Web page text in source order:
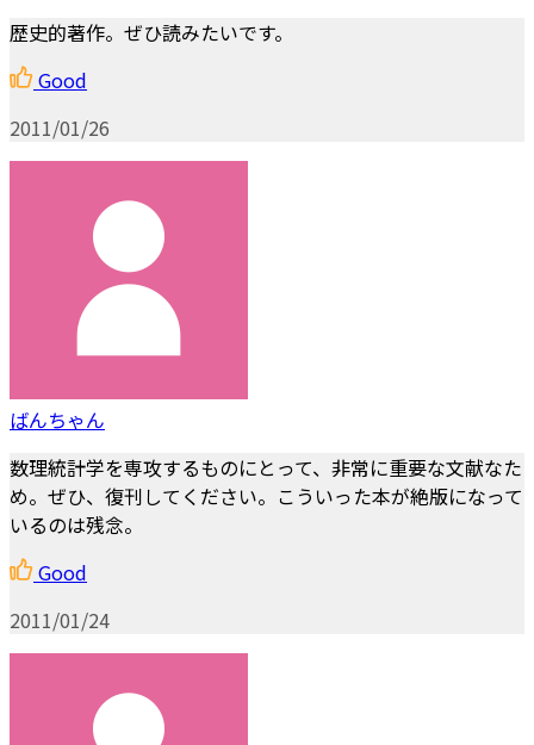
歴史的著作。ぜひ読みたいです。
Good
2011/01/26
ばんちゃん
数理統計学を専攻するものにとって、非常に重要な文献なた
め。ぜひ、復刊してください。こういった本が絶版になって
いるのは残念。
Good
2011/01/24